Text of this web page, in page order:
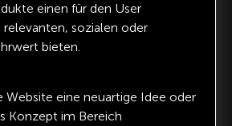
einen für den User
relevanten, sozialen oder
bieten.
Website eine neuartige Idee oder
Konzept im Bereich